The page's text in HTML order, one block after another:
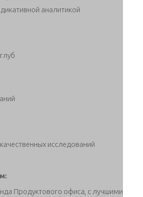
аналитикой
исследований
Продуктового офиса, с лучшими